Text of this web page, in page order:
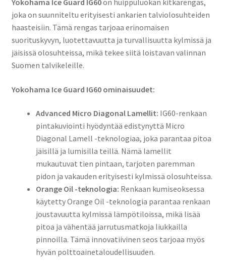
Yokohama Ice Guard IG60on huippuluokan kitkarengas,
joka on suunniteltu erityisesti ankarien talviolosuhteiden
haasteisiin. Tämä rengas tarjoaa erinomaisen
suorituskyvyn, luotettavuutta ja turvallisuutta kylmissä ja
jäisissä olosuhteissa, mikä tekee siitä loistavan valinnan
Suomen talvikeleille.
Yokohama Ice Guard IG60 ominaisuudet:
Advanced Micro Diagonal Lamellit: IG60-renkaan
pintakuviointi hyödyntää edistynyttä Micro
Diagonal Lamell -teknologiaa, joka parantaa pitoa
jäisillä ja lumisilla teillä. Nämä lamellit
mukautuvat tien pintaan, tarjoten paremman
pidon ja vakauden erityisesti kylmissä olosuhteissa.
Orange Oil -teknologia: Renkaan kumiseoksessa
käytetty Orange Oil -teknologia parantaa renkaan
joustavuutta kylmissä lämpötiloissa, mikä lisää
pitoa ja vähentää jarrutusmatkoja liukkailla
pinnoilla. Tämä innovatiivinen seos tarjoaa myös
hyvän polttoainetaloudellisuuden.